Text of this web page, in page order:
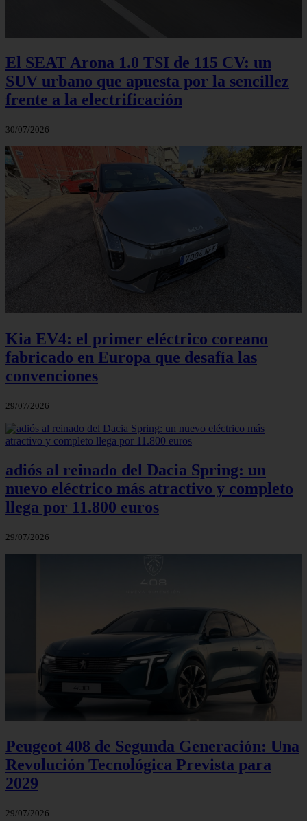
El SEAT Arona 1.0 TSI de 115 CV: un
SUV urbano que apuesta por la sencillez
frente a la electrificación
30/07/2026
Kia EV4: el primer eléctrico coreano
fabricado en Europa que desafía las
convenciones
29/07/2026
adiós al reinado del Dacia Spring: un
nuevo eléctrico más atractivo y completo
llega por 11.800 euros
29/07/2026
Peugeot 408 de Segunda Generación: Una
Revolución Tecnológica Prevista para
2029
29/07/2026